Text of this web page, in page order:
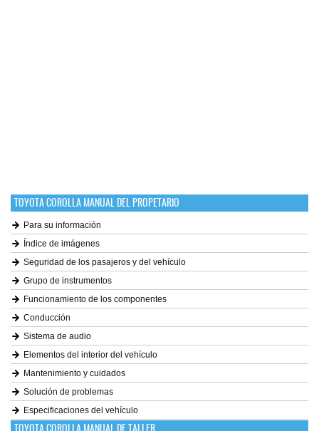
TOYOTA COROLLA MANUAL DEL PROPETARIO
Para su información
Índice de imágenes
Seguridad de los pasajeros y del vehículo
Grupo de instrumentos
Funcionamiento de los componentes
Conducción
Sistema de audio
Elementos del interior del vehículo
Mantenimiento y cuidados
Solución de problemas
Especificaciones del vehículo